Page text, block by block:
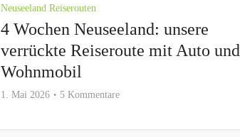
Neuseeland Reiserouten
4 Wochen Neuseeland: unsere
verrückte Reiseroute mit Auto und
Wohnmobil
1. Mai 2026 5 Kommentare